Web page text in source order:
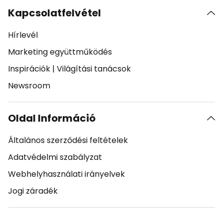
Kapcsolatfelvétel
Hírlevél
Marketing együttműködés
Inspirációk | Világítási tanácsok
Newsroom
Oldal Információ
Általános szerződési feltételek
Adatvédelmi szabályzat
Webhelyhasználati irányelvek
Jogi záradék